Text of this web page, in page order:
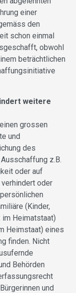
einer
den
schon einmal
obwohl
beträchtlichen
weitere
grossen
und
des
z.B.
oder auf
oder
(Kinder,
Heimatstaat)
Heimstaat) eines
finden. Nicht
Behörden
und